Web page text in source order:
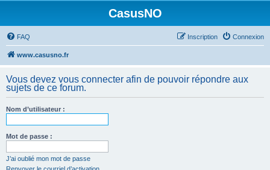
CasusNO
FAQ Connexion
Inscription
www.casusno.fr
Vous devez vous connecter afin de pouvoir répondre aux
sujets de ce forum.
Nom d’utilisateur :
Mot de passe :
J’ai oublié mon mot de passe